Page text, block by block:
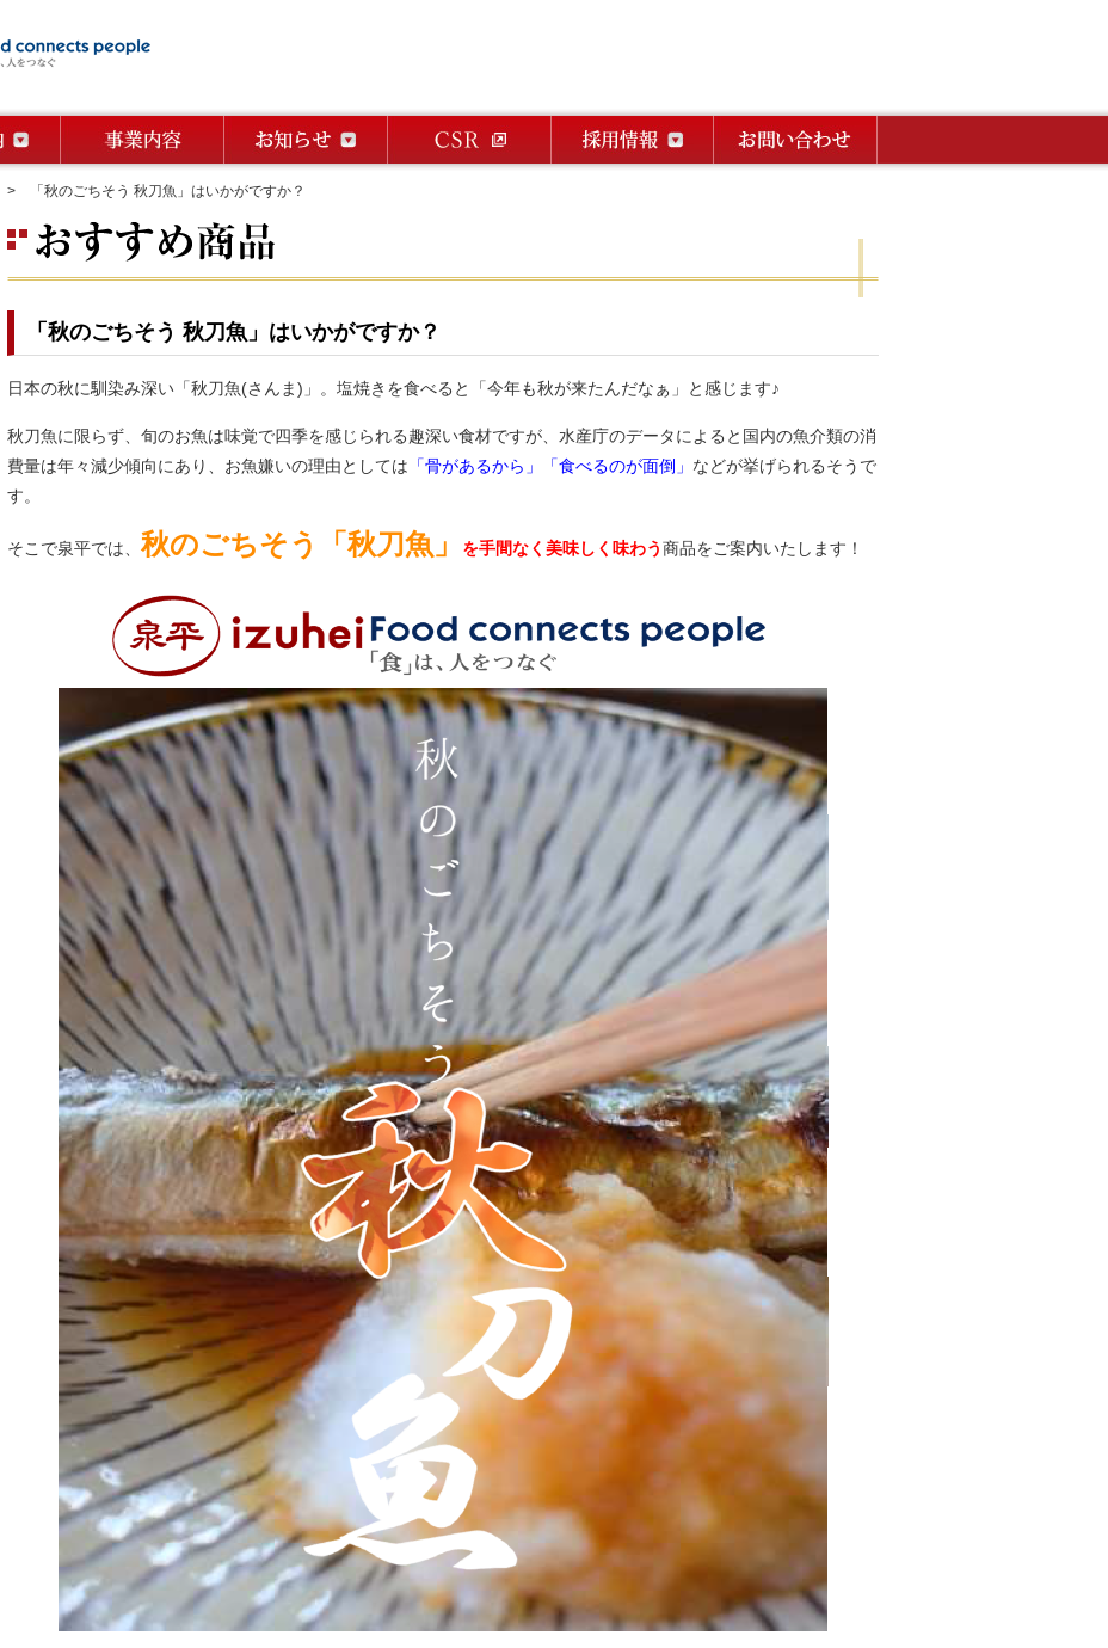
> 「秋のごちそう 秋刀魚」はいかがですか？
「秋のごちそう 秋刀魚」はいかがですか？
日本の秋に馴染み深い「秋刀魚(さんま)」。塩焼きを食べると「今年も秋が来たんだなぁ」と感じます♪
秋刀魚に限らず、旬のお魚は味覚で四季を感じられる趣深い食材ですが、水産庁のデータによると国内の魚介類の消
費量は年々減少傾向にあり、お魚嫌いの理由としては 「骨があるから」「食べるのが面倒」 などが挙げられるそうで
す。
そこで泉平では、 秋のごちそう「秋刀魚」 を手間なく美味しく味わう商品をご案内いたします！